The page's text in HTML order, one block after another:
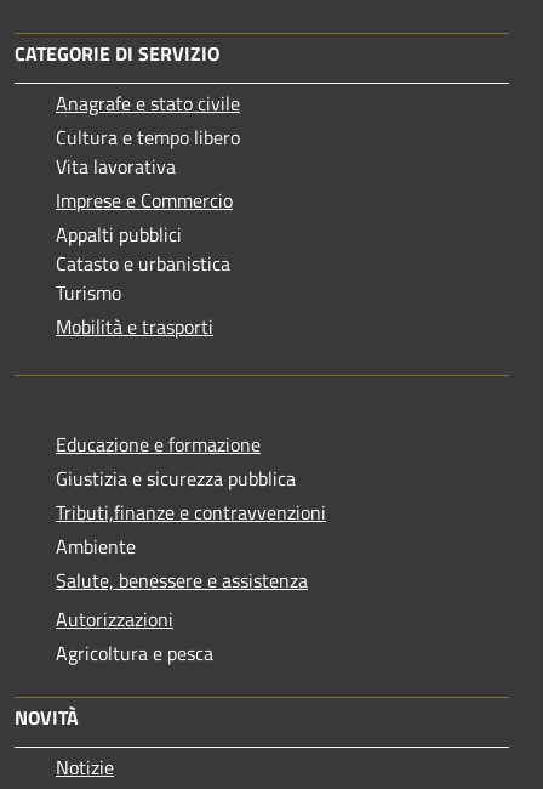
CATEGORIE DI SERVIZIO
Anagrafe e stato civile
Cultura e tempo libero
Vita lavorativa
Imprese e Commercio
Appalti pubblici
Catasto e urbanistica
Turismo
Mobilità e trasporti
Educazione e formazione
Giustizia e sicurezza pubblica
Tributi,finanze e contravvenzioni
Ambiente
Salute, benessere e assistenza
Autorizzazioni
Agricoltura e pesca
NOVITÀ
Notizie